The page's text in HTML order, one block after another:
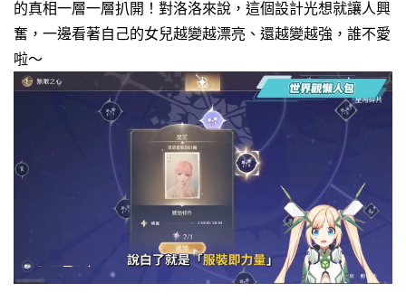
的真相一層一層扒開！對洛洛來說，這個設計光想就讓人興
奮，一邊看著自己的女兒越變越漂亮、還越變越強，誰不愛
啦～